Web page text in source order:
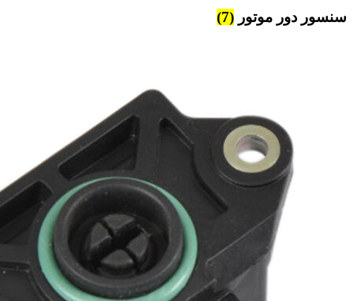
سنسور دور موتور (7)